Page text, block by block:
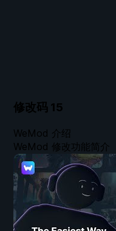
修改码 15
WeMod 介绍
WeMod 修改功能简介